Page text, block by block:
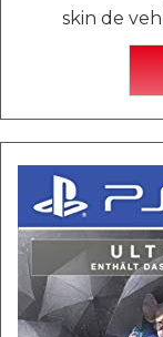
skin de